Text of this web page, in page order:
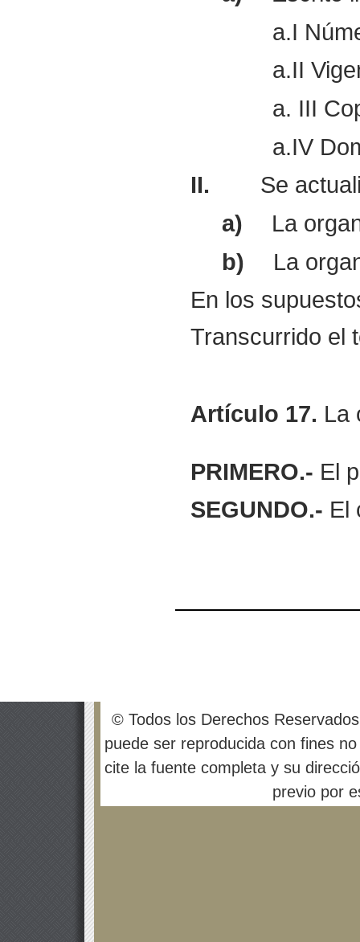
a.I
a.II
a. III
a.IV
II.
Se
a)
La
b)
La
En los
Transcurrido el
Artículo 17. La
PRIMERO.- El
SEGUNDO.- El
© Todos los Derechos
puede ser reproducida con fines
cite la fuente completa y su
previo por